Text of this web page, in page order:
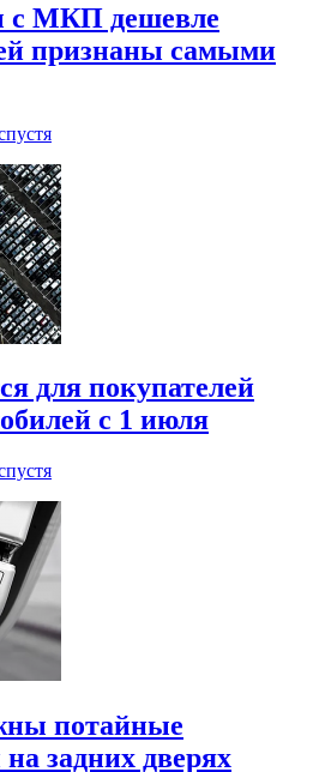
МКП дешевле
признаны самыми
для покупателей
с 1 июля
потайные
задних дверях